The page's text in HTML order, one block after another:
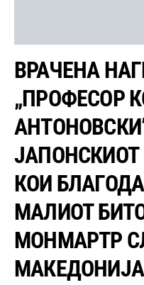
ВРАЧЕНА
„ПРОФЕСОР
ЈАПОНСКИОТ
КОИ
МАЛИОТ
МОНМАРТР
МАКЕДОНИЈА